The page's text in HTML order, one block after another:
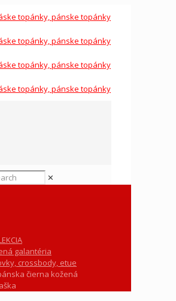
✕
galantéria
crossbody, etue
čierna kožená